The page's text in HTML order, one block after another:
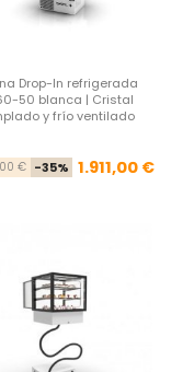
Drop-In refrigerada
50 blanca | Cristal
y frío ventilado
€ -35% 1.911,00 €